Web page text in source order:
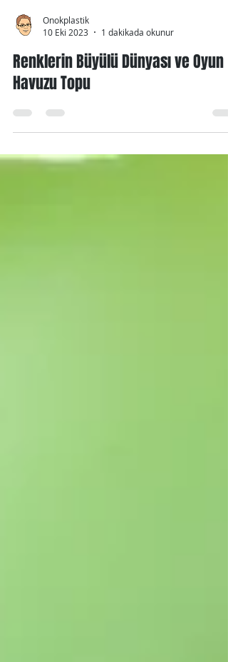
Onokplastik
10 Eki 2023
Renklerin Büyülü Dünyası ve Oyun
Havuzu Topu